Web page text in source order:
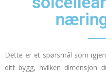
Dette er et spørsmål som
ditt bygg, hvilken dimensjon